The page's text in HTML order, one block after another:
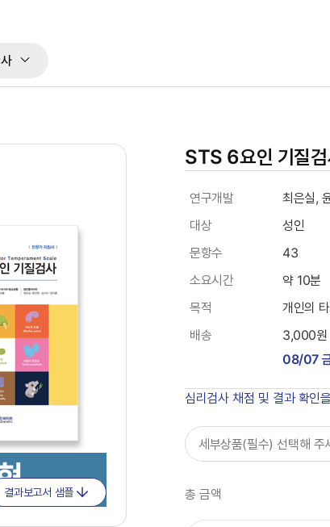
결과보고서 샘플
STS 6요인 기질
상품정보
연구개발
최은실,
대상
성인
문항수
43
소요시간
약 10분
목적
개인의
배송
3,000원
08/07
심리검사 채점 및 결과 확인
세부상품(필수) 선택해 주
총 금액